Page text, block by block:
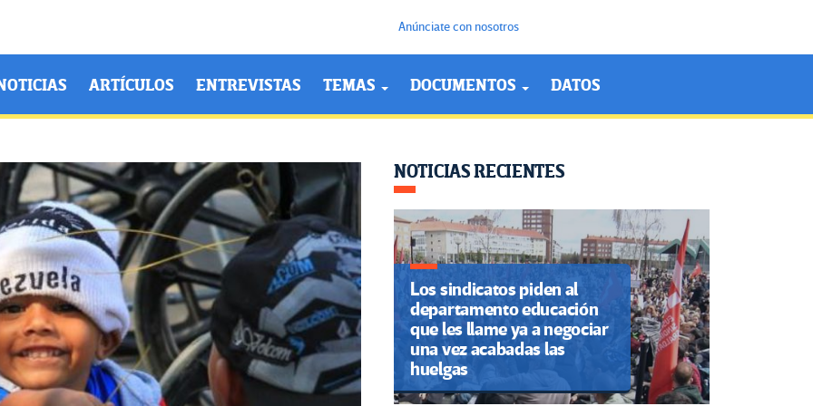
Anúnciate con nosotros
ARTÍCULOS ENTREVISTAS TEMAS DOCUMENTOS DATOS
NOTICIAS RECIENTES
Los sindicatos piden al
departamento educación
que les llame ya a negociar
una vez acabadas las
huelgas